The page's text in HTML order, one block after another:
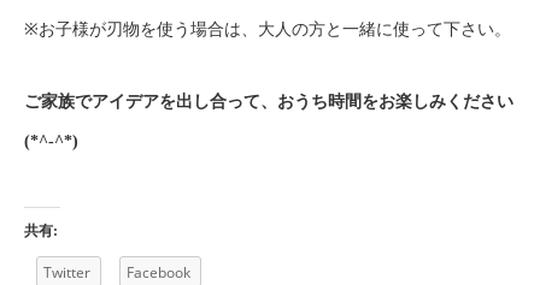
※お子様が刃物を使う場合は、大人の方と一緒に使って下さい。
ご家族でアイデアを出し合って、おうち時間をお楽しみください
(*^-^*)
共有:
Twitter Facebook